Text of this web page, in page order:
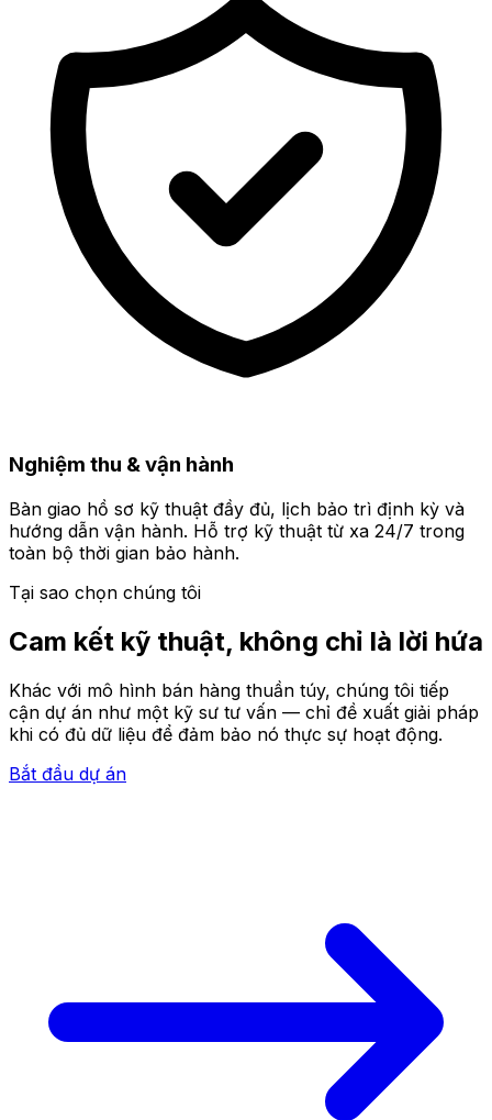
Nghiệm thu & vận hành
Bàn giao hồ sơ kỹ thuật đầy đủ, lịch bảo trì định kỳ và
hướng dẫn vận hành. Hỗ trợ kỹ thuật từ xa 24/7 trong
toàn bộ thời gian bảo hành.
Tại sao chọn chúng tôi
Cam kết kỹ thuật, không chỉ là lời hứa
Khác với mô hình bán hàng thuần túy, chúng tôi tiếp
cận dự án như một kỹ sư tư vấn — chỉ đề xuất giải pháp
khi có đủ dữ liệu để đảm bảo nó thực sự hoạt động.
Bắt đầu dự án